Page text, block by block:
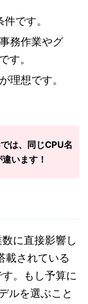
です。
務作業やグ
す。
理想です。
は、同じCPU名
います！
に直接影響し
載されている
。もし予算に
ルを選ぶこと